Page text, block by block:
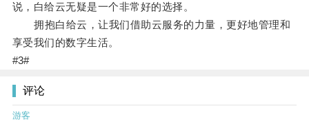
说，白给云无疑是一个非常好的选择。
拥抱白给云，让我们借助云服务的力量，更好地管理和
享受我们的数字生活。
#3#
评论
游客